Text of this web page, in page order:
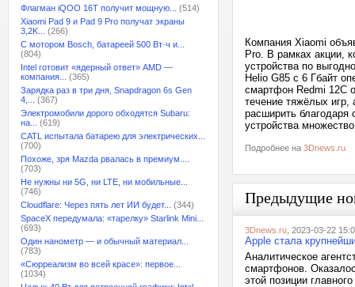
Флагман iQOO 16T получит мощную...
(514)
Xiaomi Pad 9 и Pad 9 Pro получат экраны
3,2K...
(266)
С мотором Bosch, батареей 500 Вт·ч и...
(804)
Intel готовит «ядерный ответ» AMD —
компания...
(365)
Зарядка раз в три дня, Snapdragon 6s Gen
4,...
(367)
Электромобили дорого обходятся Subaru:
на...
(619)
CATL испытала батарею для электрических...
(700)
Похоже, зря Mazda рвалась в премиум....
(703)
Не нужны ни 5G, ни LTE, ни мобильные...
(746)
Cloudflare: Через пять лет ИИ будет...
(344)
SpaceX передумала: «тарелку» Starlink Mini...
(693)
Один нанометр — и обычный материал...
(783)
«Сюрреализм во всей красе»: первое...
(1034)
Компания Xiaomi
Pro. В рамках акции,
устройства по
Helio G85 с 6 Гбайт
смартфон Redmi 12C
течение тяжёлых
расширить благодаря
устройства
Подробнее на 3Dnews.ru
Предыдущие
3Dnews.ru , 2023-03-22
Apple стала
Аналитическое
смартфонов.
этой позиции